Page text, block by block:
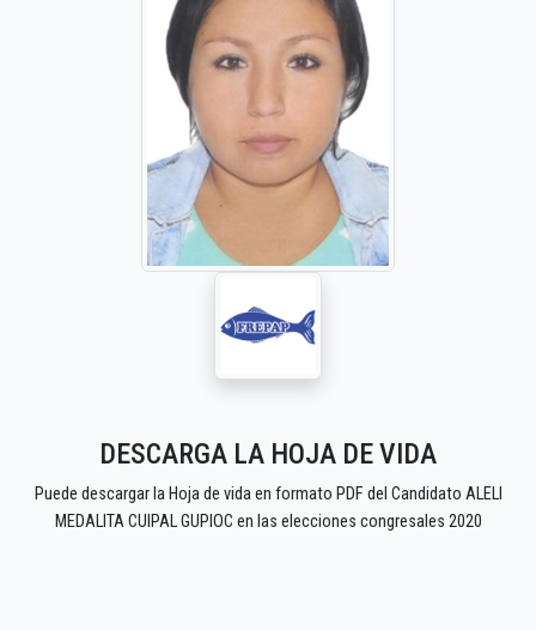
DESCARGA LA HOJA DE VIDA
Puede descargar la Hoja de vida en formato PDF del Candidato ALELI
MEDALITA CUIPAL GUPIOC en las elecciones congresales 2020